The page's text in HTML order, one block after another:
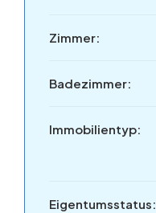
Zimmer:
Badezimmer:
Immobilientyp:
Eigentumsstatus: